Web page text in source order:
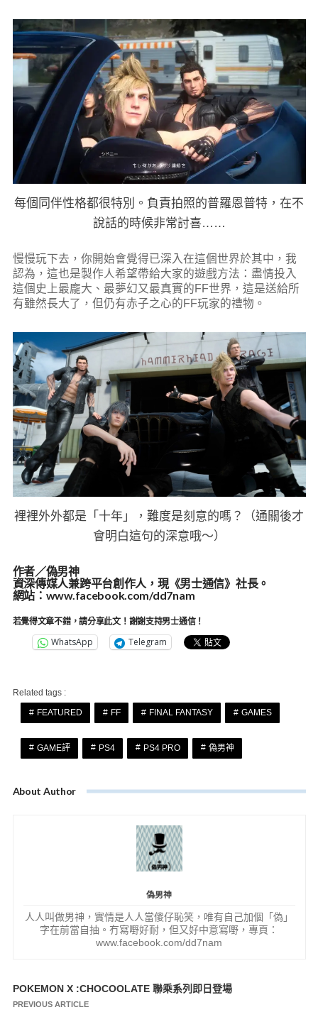
每個同伴性格都很特別。負責拍照的普羅恩普特，在不
說話的時候非常討喜……
慢慢玩下去，你開始會覺得已深入在這個世界於其中，我
認為，這也是製作人希望帶給大家的遊戲方法：盡情投入
這個史上最龐大、最夢幻又最真實的FF世界，這是送給所
有雖然長大了，但仍有赤子之心的FF玩家的禮物。
裡裡外外都是「十年」，難度是刻意的嗎？（通關後才
會明白這句的深意哦～）
作者／偽男神
資深傳媒人兼跨平台創作人，現《男士通信》社長。
網站： www.facebook.com/dd7nam
若覺得文章不錯，請分享此文！謝謝支持男士通信！
WhatsApp Telegram
Related tags :
FEATURED
FF FINAL FANTASY GAMES
GAME評 PS4 PS4 PRO 偽男神
About Author
偽男神
人人叫做男神，實情是人人當傻仔恥笑，唯有自己加個「偽」
字在前當自抽。冇寫嘢好耐，但又好中意寫嘢，專頁：
www.facebook.com/dd7nam
文
POKEMON X :CHOCOOLATE 聯乘系列即日登場
PREVIOUS ARTICLE